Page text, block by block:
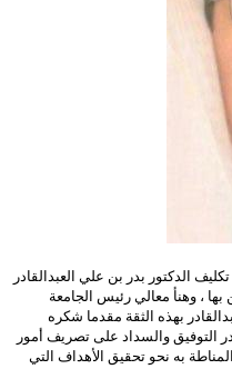
الدكتور بدر بن علي العبدالقادر
بها ، وهنأ معالي رئيس الجامعة
بهذه الثقة مقدما شكره
التوفيق والسداد على تصريف أمور
به نحو تحقيق الأهداف التي